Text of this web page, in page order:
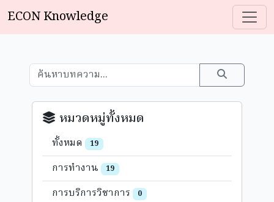
ECON Knowledge
หมวดหมู่ทั้งหมด
ทั้งหมด 19
การทำงาน 19
การบริการวิชาการ 0